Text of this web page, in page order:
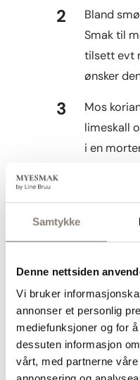
Samtykke
Denne nettsiden
Vi bruker
annonser et personlig
mediefunksjoner og for
dessuten informasjon
vårt, med partnerne
Bland
Smak til
tilsett evt
ønsker
Mos
limeskall
i en
hakke alt
begynn
kjenner at
olje, og
kjennes